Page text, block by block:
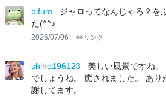
bifum
ジャロってなんじゃろ？を
た(^^♪
2026/07/06 リンク
shiho196123
美しい風景ですね
でしょうね。 癒されました。 あ
謝してます。